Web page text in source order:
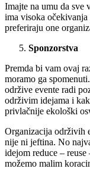
Imajte na umu da sve
ima visoka očekivanja
preferiraju one
Sponzorstva
Premda bi vam ovaj
moramo ga
održive evente radi
održivim idejama i
privlačnije ekološki
Organizacija održivih
nije ni jeftina. No
idejom reduce –
možemo malim